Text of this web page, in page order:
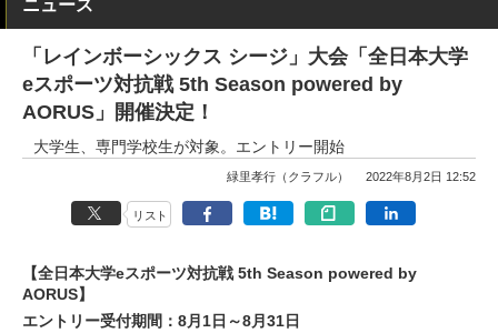
ニュース
「レインボーシックス シージ」大会「全日本大学
eスポーツ対抗戦 5th Season powered by
AORUS」開催決定！
大学生、専門学校生が対象。エントリー開始
緑里孝行（クラフル） 2022年8月2日 12:52
リスト
【全日本大学eスポーツ対抗戦 5th Season powered by
AORUS】
エントリー受付期間：8月1日～8月31日